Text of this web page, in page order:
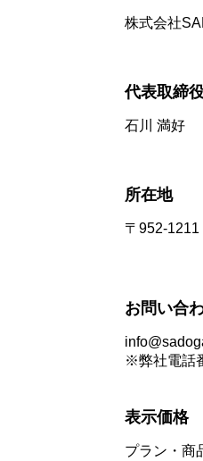
株式会社
代表取締
石川 満好
所在地
〒952-
お問い合
※弊社電話
表示価格
プラン・商